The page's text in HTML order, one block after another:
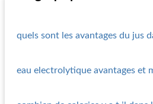
quels sont les avantages du jus
eau electrolytique avantages et